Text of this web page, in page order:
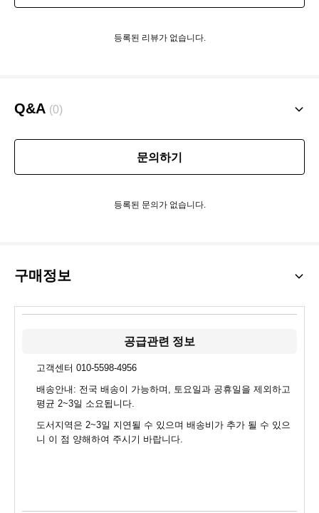
등록된 리뷰가 없습니다.
Q&A (0)
문의하기
등록된 문의가 없습니다.
구매정보
공급관련 정보
고객센터 010-5598-4956
배송안내: 전국 배송이 가능하며, 토요일과 공휴일을 제외하고
평균 2~3일 소요됩니다.
도서지역은 2~3일 지연될 수 있으며 배송비가 추가 될 수 있으
니 이 점 양해하여 주시기 바랍니다.